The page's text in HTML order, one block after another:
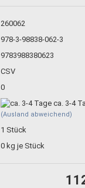
260062
978-3-98838-062-3
9783988380623
CSV
0
ca. 3-4
(Ausland abweichend)
1 Stück
0 kg je Stück